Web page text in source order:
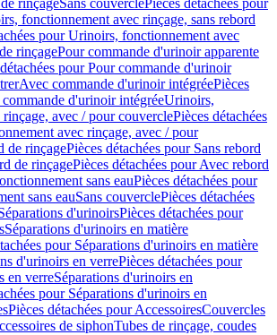
rinçageSans couverclePièces détachées pour
fonctionnement avec rinçage, sans rebord
pour Urinoirs, fonctionnement avec
rinçagePour commande d'urinoir apparente
pour Pour commande d'urinoir
Avec commande d'urinoir intégréePièces
d'urinoir intégréeUrinoirs,
avec / pour couverclePièces détachées
avec rinçage, avec / pour
de rinçagePièces détachées pour Sans rebord
de rinçagePièces détachées pour Avec rebord
sans eauPièces détachées pour
sans eauSans couverclePièces détachées
d'urinoirsPièces détachées pour
Séparations d'urinoirs en matière
pour Séparations d'urinoirs en matière
d'urinoirs en verrePièces détachées pour
en verreSéparations d'urinoirs en
pour Séparations d'urinoirs en
Pièces détachées pour AccessoiresCouvercles
de siphonTubes de rinçage, coudes